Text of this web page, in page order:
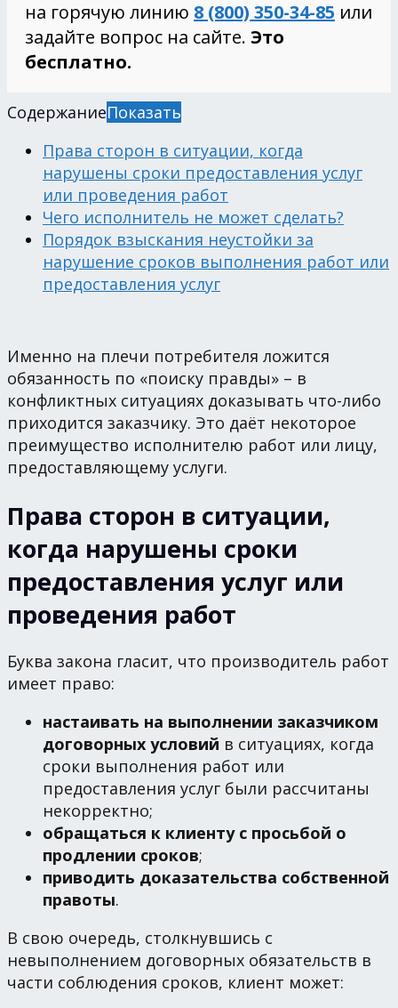
на горячую линию 8 (800) 350-34-85 или
задайте вопрос на сайте. Это
бесплатно.
СодержаниеПоказать
Права сторон в ситуации, когда
нарушены сроки предоставления услуг
или проведения работ
Чего исполнитель не может сделать?
Порядок взыскания неустойки за
нарушение сроков выполнения работ или
предоставления услуг
Именно на плечи потребителя ложится
обязанность по «поиску правды» – в
конфликтных ситуациях доказывать что-либо
приходится заказчику. Это даёт некоторое
преимущество исполнителю работ или лицу,
предоставляющему услуги.
Права сторон в ситуации,
когда нарушены сроки
предоставления услуг или
проведения работ
Буква закона гласит, что производитель работ
имеет право:
настаивать на выполнении заказчиком
договорных условий в ситуациях, когда
сроки выполнения работ или
предоставления услуг были рассчитаны
некорректно;
обращаться к клиенту с просьбой о
продлении сроков;
приводить доказательства собственной
правоты.
В свою очередь, столкнувшись с
невыполнением договорных обязательств в
части соблюдения сроков, клиент может: